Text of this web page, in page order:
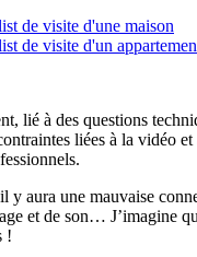
de visite d'une maison
de visite d'un
lié à des questions
liées à la vidéo
y aura une mauvaise
et de son… J’imagine
!